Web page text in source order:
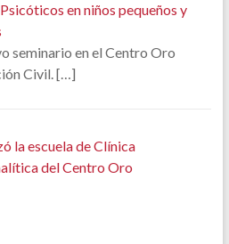
en niños pequeños y
seminario en el Centro Oro
Civil.[…]
la escuela de Clínica
del Centro Oro